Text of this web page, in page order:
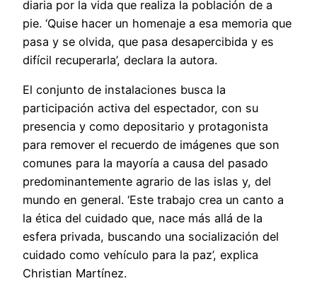
diaria por la vida que realiza la población de a
pie. ‘Quise hacer un homenaje a esa memoria que
pasa y se olvida, que pasa desapercibida y es
difícil recuperarla’, declara la autora.
El conjunto de instalaciones busca la
participación activa del espectador, con su
presencia y como depositario y protagonista
para remover el recuerdo de imágenes que son
comunes para la mayoría a causa del pasado
predominantemente agrario de las islas y, del
mundo en general. ‘Este trabajo crea un canto a
la ética del cuidado que, nace más allá de la
esfera privada, buscando una socialización del
cuidado como vehículo para la paz’, explica
Christian Martínez.